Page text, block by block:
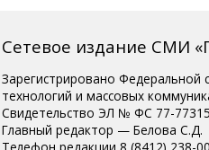
Сетевое издание СМИ
Зарегистрировано
технологий и массовых
Свидетельство ЭЛ № ФС 77-
Главный редактор — Белова С.Д.